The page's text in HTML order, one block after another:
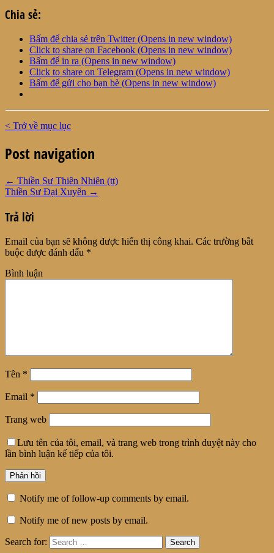
Chia sẻ:
Bấm để chia sẻ trên Twitter (Opens in new window)
Click to share on Facebook (Opens in new window)
Bấm để in ra (Opens in new window)
Click to share on Telegram (Opens in new window)
Bấm để gửi cho bạn bè (Opens in new window)
< Trở về mục lục
Post navigation
← Thiền Sư Thiên Nhiên (tt)
Thiền Sư Đại Xuyên →
Trả lời
Email của bạn sẽ không được hiển thị công khai. Các trường bắt
buộc được đánh dấu *
Bình luận
Tên *
Email *
Trang web
Lưu tên của tôi, email, và trang web trong trình duyệt này cho
lần bình luận kế tiếp của tôi.
Notify me of follow-up comments by email.
Notify me of new posts by email.
Search for: